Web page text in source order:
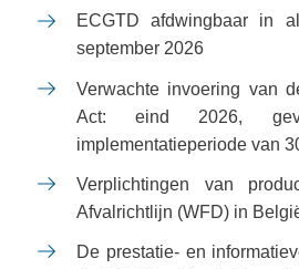
ECGTD afdwingbaar in
september 2026
Verwachte invoering van
Act: eind 2026,
implementatieperiode van
Verplichtingen van
Afvalrichtlijn (WFD) in
De prestatie- en